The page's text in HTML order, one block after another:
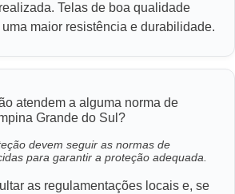
Telas de boa qualidade
maior resistência e durabilidade.
atendem a alguma norma de
Grande do Sul?
devem seguir as normas de
para garantir a proteção adequada.
as regulamentações locais e, se